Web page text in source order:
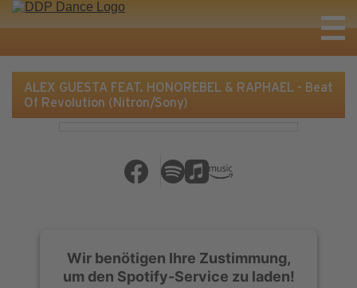
ALEX GUESTA FEAT. HONOREBEL & RAPHAEL - Beat
Of Revolution (Nitron/Sony)
Wir benötigen Ihre Zustimmung,
um den Spotify-Service zu laden!